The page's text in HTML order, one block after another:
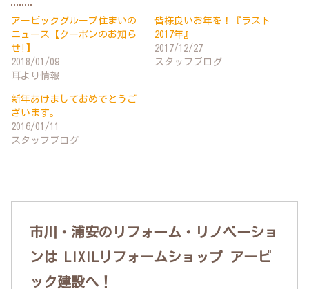
アービックグループ住まいの
ニュース【クーポンのお知ら
せ!】
2018/01/09
耳より情報
皆様良いお年を！『ラスト
2017年』
2017/12/27
スタッフブログ
新年あけましておめでとうご
ざいます。
2016/01/11
スタッフブログ
市川・浦安のリフォーム・リノベーショ
ンは LIXILリフォームショップ アービ
ック建設へ！